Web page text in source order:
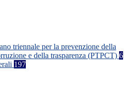
triennale per la prevenzione della
e della trasparenza (PTPCT) 6
197